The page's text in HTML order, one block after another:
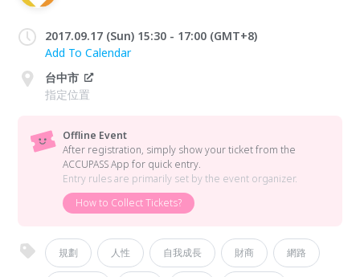
2017.09.17 (Sun) 15:30 - 17:00 (GMT+8)
Add To Calendar
台中市
指定位置
Offline Event
After registration, simply show your ticket from the
ACCUPASS App for quick entry.
Entry rules are primarily set by the event organizer.
How to Collect Tickets?
規劃 人性 自我成長 財商 網路